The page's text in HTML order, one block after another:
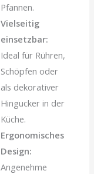
Pfannen.
Vielseitig
einsetzbar:
Ideal für Rühren,
Schöpfen oder
als dekorativer
Hingucker in der
Küche.
Ergonomisches
Design:
Angenehme